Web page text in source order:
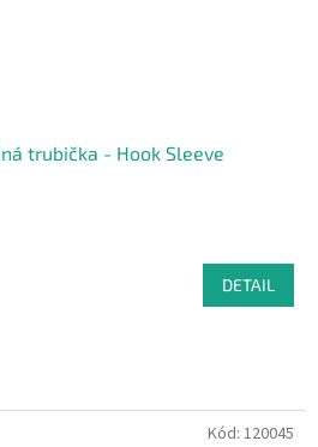
trubička - Hook Sleeve
DETAIL
Kód: 120045